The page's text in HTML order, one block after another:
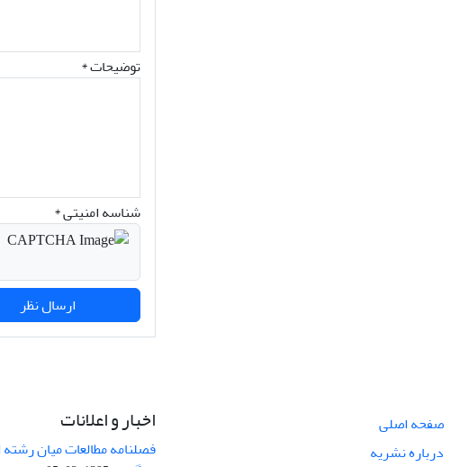
توضیحات *
شناسه امنیتی *
صفحه اصلی
درباره نشریه
اخبار و اعلانات
فصلنامه مطالعات میان